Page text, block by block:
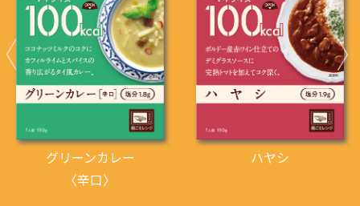
グリーンカレー
〈辛口〉
ハヤシ